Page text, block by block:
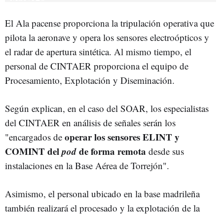
El Ala pacense proporciona la tripulación operativa que
pilota la aeronave y opera los sensores electroópticos y
el radar de apertura sintética. Al mismo tiempo, el
personal de CINTAER proporciona el equipo de
Procesamiento, Explotación y Diseminación.
Según explican, en el caso del SOAR, los especialistas
del CINTAER en análisis de señales serán los
"encargados de operar los sensores ELINT y
COMINT delpodde forma remota desde sus
instalaciones en la Base Aérea de Torrejón".
Asimismo, el personal ubicado en la base madrileña
también realizará el procesado y la explotación de la